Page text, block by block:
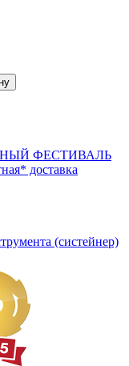
ФЕСТИВАЛЬ
доставка
(систейнер)